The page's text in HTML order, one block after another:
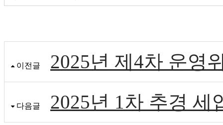
이전글 2025년 제4차 운영
다음글 2025년 1차 추경 세